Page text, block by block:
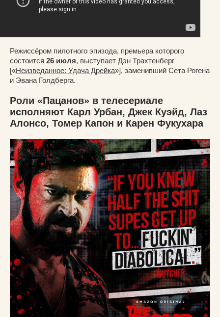
Режиссёром пилотного эпизода, премьера которого
состоится 26 июля, выступает Дэн Трахтенберг
[«Неизведанное: Удача Дрейка»], заменивший Сета Рогена
и Эвана Голдберга.
Роли «Пацанов» в телесериале
исполняют Карл Урбан, Джек Куэйд, Лаз
Алонсо, Томер Капон и Карен Фукухара